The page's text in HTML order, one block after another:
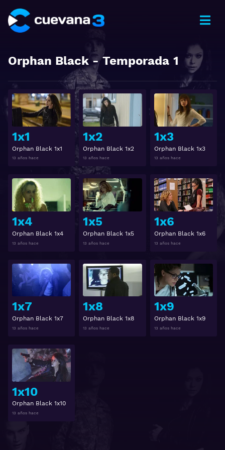
Orphan Black - Temporada 1
1x1
Orphan Black 1x1
13 años hace
Ver
1x2
Orphan Black 1x2
13 años hace
Ver
1x3
Orphan Black 1x3
13 años hace
1x4
Orphan Black 1x4
13 años hace
Ver
1x5
Orphan Black 1x5
13 años hace
Ver
1x6
Orphan Black 1x6
13 años hace
1x7
Orphan Black 1x7
13 años hace
Ver
1x8
Orphan Black 1x8
13 años hace
Ver
1x9
Orphan Black 1x9
13 años hace
1x10
Orphan Black 1x10
13 años hace